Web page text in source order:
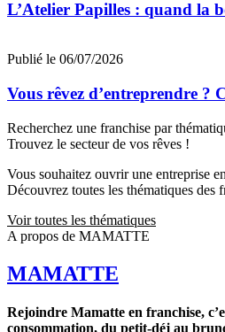
L’Atelier Papilles : quand la
Publié le 06/07/2026
Vous rêvez d’entreprendre ?
Recherchez une franchise par
Trouvez le secteur de vos rêves !
Vous souhaitez ouvrir une entreprise
Découvrez toutes les thématiques des
Voir toutes les thématiques
A propos de MAMATTE
MAMATTE
Rejoindre Mamatte en franchise,
consommation, du petit-déj au